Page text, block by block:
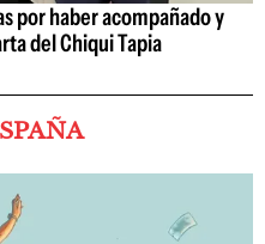
por haber acompañado y
del Chiqui Tapia